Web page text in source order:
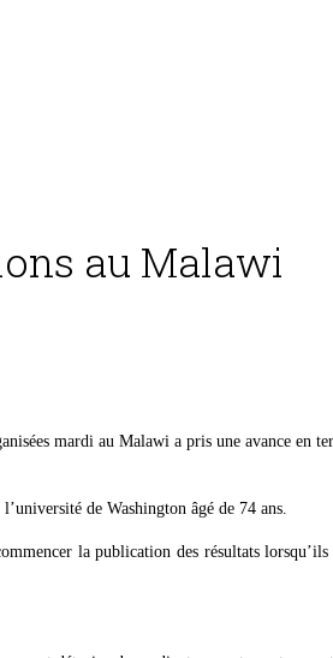
au Malawi
mardi au Malawi a pris une avance en
de Washington âgé de 74 ans.
la publication des résultats